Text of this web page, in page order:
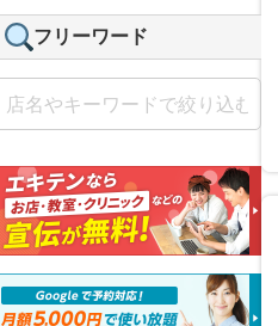
フリーワード